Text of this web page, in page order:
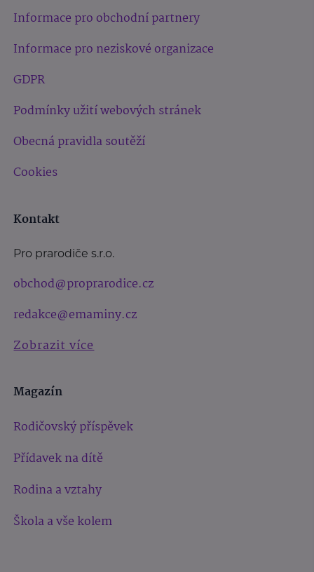
Informace pro obchodní partnery
Informace pro neziskové organizace
GDPR
Podmínky užití webových stránek
Obecná pravidla soutěží
Cookies
Kontakt
Pro prarodiče s.r.o.
obchod@proprarodice.cz
redakce@emaminy.cz
Zobrazit více
Magazín
Rodičovský příspěvek
Přídavek na dítě
Rodina a vztahy
Škola a vše kolem